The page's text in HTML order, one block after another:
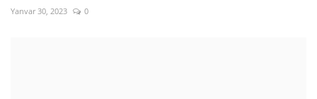
Yanvar 30, 2023 0